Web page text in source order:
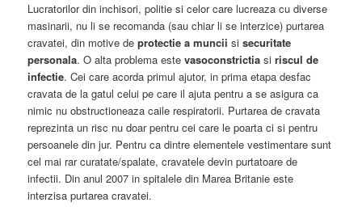
Lucratorilor din inchisori, politie si celor care lucreaza cu diverse
masinarii, nu li se recomanda (sau chiar li se interzice) purtarea
cravatei, din motive deprotectie a muncii sisecuritate
personala. O alta problema estevasoconstrictia siriscul de
infectie. Cei care acorda primul ajutor, in prima etapa desfac
cravata de la gatul celui pe care il ajuta pentru a se asigura ca
nimic nu obstructioneaza caile respiratorii. Purtarea de cravata
reprezinta un risc nu doar pentru cei care le poarta ci si pentru
persoanele din jur. Pentru ca dintre elementele vestimentare sunt
cel mai rar curatate/spalate, cravatele devin purtatoare de
infectii. Din anul 2007 in spitalele din Marea Britanie este
interzisa purtarea cravatei.